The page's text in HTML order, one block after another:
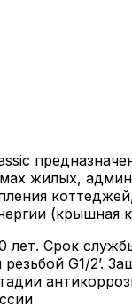
жилых,
(крышная
лет. Срок
G1/2’.